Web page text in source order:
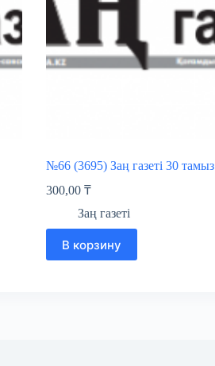
№66 (3695) Заң газеті 30 тамыз
300,00 ₸
Заң газеті
В корзину